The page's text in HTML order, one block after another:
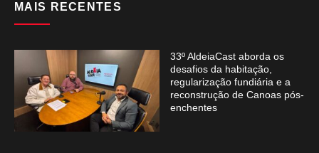
MAIS RECENTES
33º AldeiaCast aborda os
desafios da habitação,
regularização fundiária e a
reconstrução de Canoas pós-
enchentes